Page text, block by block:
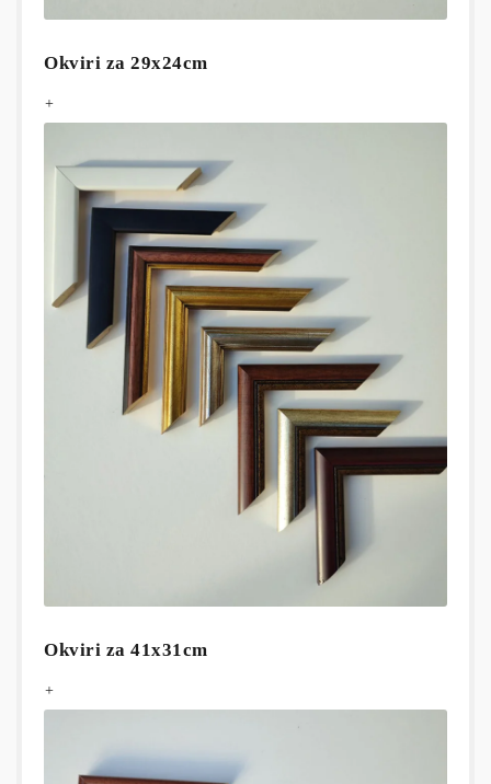
Okviri za 29x24cm
+
Okviri za 41x31cm
+